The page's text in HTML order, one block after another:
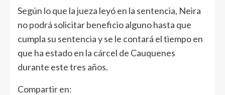
Según lo que la jueza leyó en la sentencia, Neira
no podrá solicitar beneficio alguno hasta que
cumpla su sentencia y se le contará el tiempo en
que ha estado en la cárcel de Cauquenes
durante este tres años.
Compartir en: